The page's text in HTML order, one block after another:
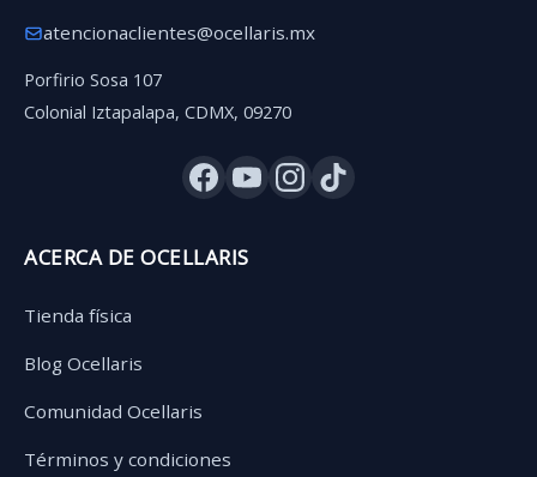
atencionaclientes@ocellaris.mx
Porfirio Sosa 107
Colonial Iztapalapa, CDMX, 09270
ACERCA DE OCELLARIS
Tienda física
Blog Ocellaris
Comunidad Ocellaris
Términos y condiciones